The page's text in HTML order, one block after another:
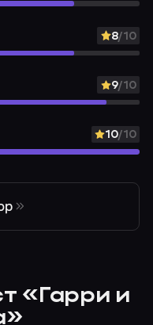
8/10
9/10
10/10
«Гарри и